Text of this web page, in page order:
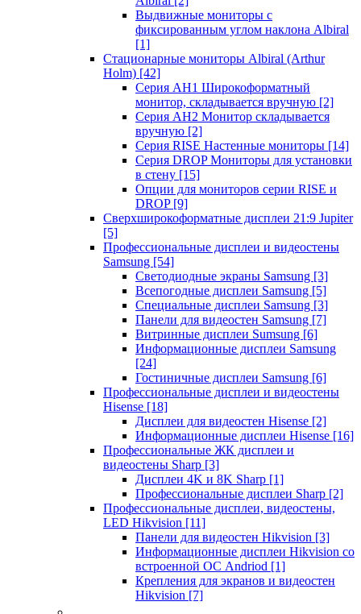
Выдвижные мониторы с
фиксированным углом наклона Albiral
[1]
Стационарные мониторы Albiral (Arthur
Holm) [42]
Серия AH1 Широкоформатный
монитор, складывается вручную [2]
Серия AH2 Монитор складывается
вручную [2]
Серия RISE Настенные мониторы [14]
Серия DROP Мониторы для установки
в стену [15]
Опции для мониторов серии RISE и
DROP [9]
Сверхширокоформатные дисплеи 21:9 Jupiter
[5]
Профессиональные дисплеи и видеостены
Samsung [54]
Светодиодные экраны Samsung [3]
Всепогодные дисплеи Samsung [5]
Специальные дисплеи Samsung [3]
Панели для видеостен Samsung [7]
Витринные дисплеи Sumsung [6]
Информационные дисплеи Samsung
[24]
Гостиничные дисплеи Samsung [6]
Профессиональные дисплеи и видеостены
Hisense [18]
Дисплеи для видеостен Hisense [2]
Информационные дисплеи Hisense [16]
Профессиональные ЖК дисплеи и
видеостены Sharp [3]
Дисплеи 4K и 8K Sharp [1]
Профессиональные дисплеи Sharp [2]
Профессиональные дисплеи, видеостены,
LED Hikvision [11]
Панели для видеостен Hikvision [3]
Информационные дисплеи Hikvision со
встроенной ОС Andriod [1]
Крепления для экранов и видеостен
Hikvision [7]